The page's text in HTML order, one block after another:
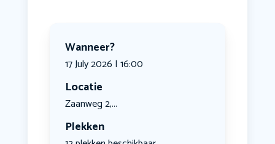
Wanneer?
17 July 2026 | 16:00
Locatie
Zaanweg 2,...
Plekken